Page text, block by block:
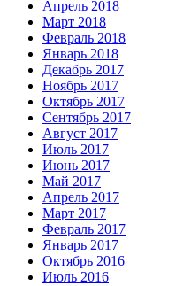
Апрель 2018
Март 2018
Февраль 2018
Январь 2018
Декабрь 2017
Ноябрь 2017
Октябрь 2017
Сентябрь 2017
Август 2017
Июль 2017
Июнь 2017
Май 2017
Апрель 2017
Март 2017
Февраль 2017
Январь 2017
Октябрь 2016
Июль 2016